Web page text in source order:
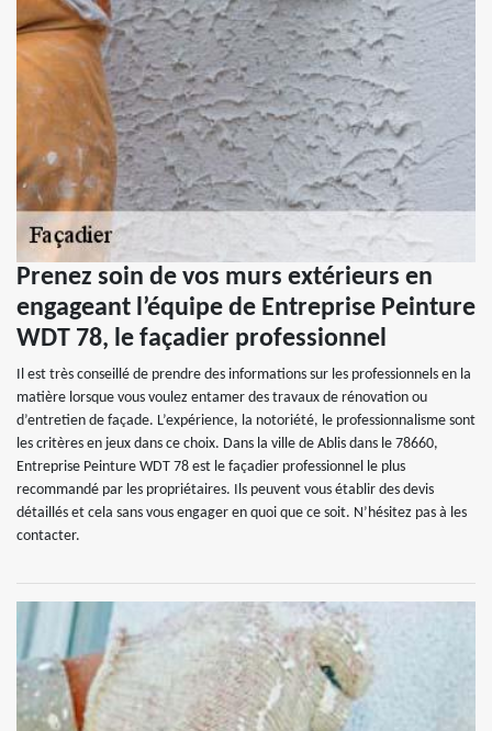
Prenez soin de vos murs extérieurs en
engageant l’équipe de Entreprise Peinture
WDT 78, le façadier professionnel
Il est très conseillé de prendre des informations sur les professionnels en la
matière lorsque vous voulez entamer des travaux de rénovation ou
d’entretien de façade. L’expérience, la notoriété, le professionnalisme sont
les critères en jeux dans ce choix. Dans la ville de Ablis dans le 78660,
Entreprise Peinture WDT 78 est le façadier professionnel le plus
recommandé par les propriétaires. Ils peuvent vous établir des devis
détaillés et cela sans vous engager en quoi que ce soit. N’hésitez pas à les
contacter.